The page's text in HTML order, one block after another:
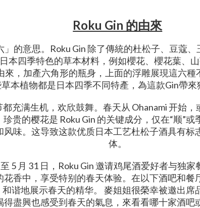
Roku Gin 的由來
」的意思。Roku Gin 除了傳統的杜松子、豆蔻
本四季特色的草本材料，例如櫻花、櫻花葉、
來，加產六角形的瓶身，上面的浮雕展現這六
本植物都是日本四季不同特產，為這款Gin帶來
充满生机，欢欣鼓舞。春天从 Ohanami 开始，
贵的樱花是 Roku Gin 的关键成分，仅在“顺”
风味。这导致这款优质日本工艺杜松子酒具有标
体。
5 月 31 日，Roku Gin 邀请鸡尾酒爱好者与独家
花香中，享受特别的春天体验。在以下酒吧和餐
和谐地展示春天的精华。 麥姐姐很榮幸被邀出席
得盡興也感受到春天的氣息，來看看哪十家酒吧